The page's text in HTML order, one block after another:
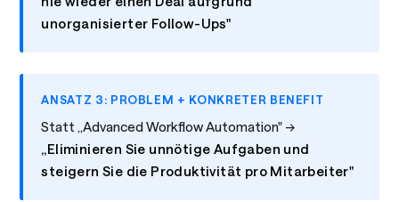
unorganisierter Follow-Ups"
ANSATZ 3: PROBLEM + KONKRETER BENEFIT
Statt „Advanced Workflow Automation" →
„Eliminieren Sie unnötige Aufgaben und
steigern Sie die Produktivität pro Mitarbeiter"